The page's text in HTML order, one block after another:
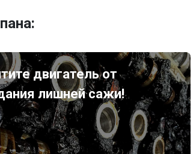
двигатель от
лишней сажи!